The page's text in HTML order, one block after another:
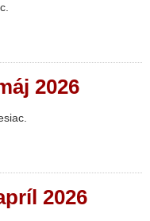
2026
2026